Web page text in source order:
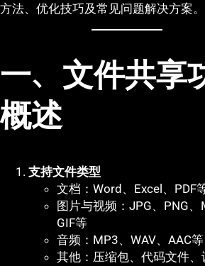
方法、优化技巧及常见问题解决方案。
一、文件共享
概述
支持文件类型
文档：Word、Excel、PDF
图片与视频：JPG、PNG、
GIF等
音频：MP3、WAV、AAC等
其他：压缩包、代码文件、